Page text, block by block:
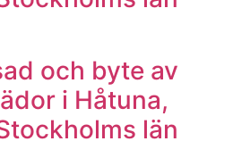
och byte av
i Håtuna,
län